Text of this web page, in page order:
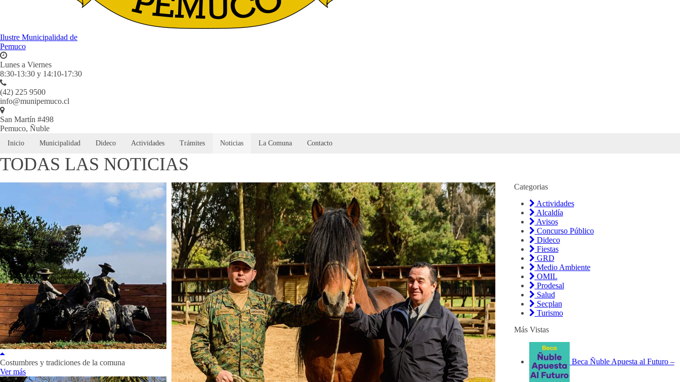
Ilustre Municipalidad de
Pemuco
Lunes a Viernes
8:30-13:30 y 14:10-17:30
(42) 225 9500
info@munipemuco.cl
San Martín #498
Pemuco, Ñuble
Inicio Municipalidad Dideco Actividades Trámites Noticias La Comuna Contacto
TODAS LAS NOTICIAS
Costumbres y tradiciones de la comuna
Ver más
Categorias
Actividades
Alcaldía
Avisos
Concurso Público
Dideco
Fiestas
GRD
Medio Ambiente
OMIL
Prodesal
Salud
Secplan
Turismo
Más Vistas
Beca Ñuble Apuesta al Futuro –